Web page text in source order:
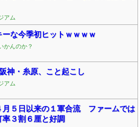
アム
な今季初ヒットｗｗｗｗ
かんのか？
神・糸原、こと起こし
アム
月５日以来の１軍合流 ファームでは
３割６厘と好調